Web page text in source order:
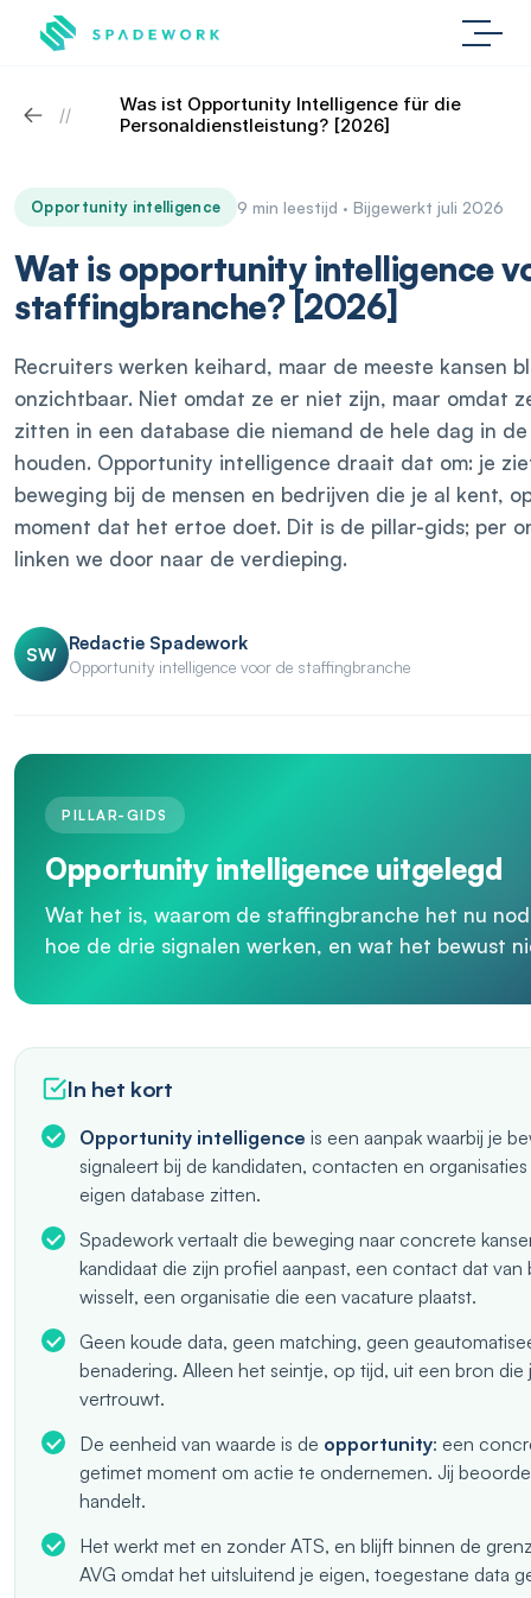
//
Was ist Opportunity Intelligence für die
Personaldienstleistung? [2026]
Opportunity intelligence 9 min leestijd · Bijgewerkt juli 2026
Wat is opportunity intelligence
staffingbranche? [2026]
Recruiters werken keihard, maar de meeste kansen
onzichtbaar. Niet omdat ze er niet zijn, maar omdat
zitten in een database die niemand de hele dag in
houden. Opportunity intelligence draait dat om: je
beweging bij de mensen en bedrijven die je al kent,
moment dat het ertoe doet. Dit is de pillar-gids; per
linken we door naar de verdieping.
SW Redactie Spadework
Opportunity intelligence voor de staffingbranche
PILLAR-GIDS
Opportunity intelligence uitgelegd
Wat het is, waarom de staffingbranche het nu
hoe de drie signalen werken, en wat het bewust
In het kort
Opportunity intelligence is een aanpak waarbij je
signaleert bij de kandidaten, contacten en organisaties
eigen database zitten.
Spadework vertaalt die beweging naar concrete
kandidaat die zijn profiel aanpast, een contact dat van
wisselt, een organisatie die een vacature plaatst.
Geen koude data, geen matching, geen
benadering. Alleen het seintje, op tijd, uit een bron die
vertrouwt.
De eenheid van waarde is de opportunity: een
getimet moment om actie te ondernemen. Jij
handelt.
Het werkt met en zonder ATS, en blijft binnen de
AVG omdat het uitsluitend je eigen, toegestane data